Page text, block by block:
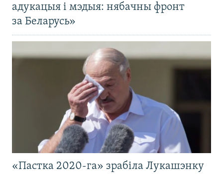
адукацыя і мэдыя: нябачны фронт
за Беларусь»
«Пастка 2020-га» зрабіла Лукашэнку